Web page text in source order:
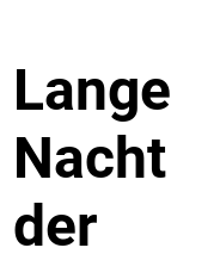
​Lange
Nacht
der